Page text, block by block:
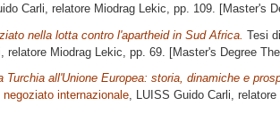
Carli, relatore Miodrag Lekic, pp. 109. [Master's
nella lotta contro l'apartheid in Sud Africa. Tesi
relatore Miodrag Lekic , pp. 69. [Master's Degree
Turchia all'Unione Europea: storia, dinamiche e
negoziato internazionale, LUISS Guido Carli, relatore